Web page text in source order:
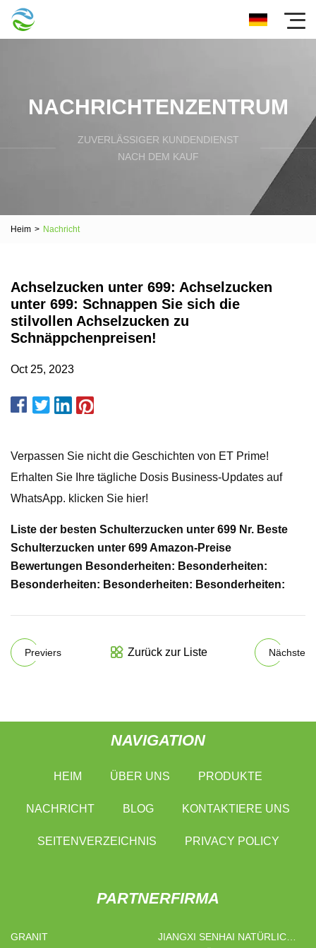
NACHRICHTENZENTRUM
ZUVERLÄSSIGER KUNDENDIENST
NACH DEM KAUF
Heim > Nachricht
Achselzucken unter 699: Achselzucken
unter 699: Schnappen Sie sich die
stilvollen Achselzucken zu
Schnäppchenpreisen!
Oct 25, 2023
Verpassen Sie nicht die Geschichten von ET Prime!
Erhalten Sie Ihre tägliche Dosis Business-Updates auf
WhatsApp. klicken Sie hier!
Liste der besten Schulterzucken unter 699 Nr. Beste
Schulterzucken unter 699 Amazon-Preise
Bewertungen Besonderheiten: Besonderheiten:
Besonderheiten: Besonderheiten: Besonderheiten:
Previers Zurück zur Liste Nächste
NAVIGATION
HEIM ÜBER UNS PRODUKTE
NACHRICHT BLOG KONTAKTIERE UNS
SEITENVERZEICHNIS PRIVACY POLICY
PARTNERFIRMA
GRANIT
JIANGXI SENHAI NATÜRLICH